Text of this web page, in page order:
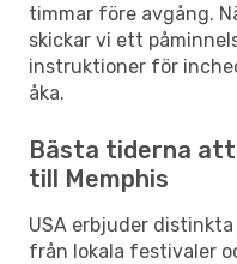
timmar före avgång.
skickar vi ett
instruktioner för
åka.
Bästa tiderna
till Memphis
USA erbjuder
från lokala festivaler